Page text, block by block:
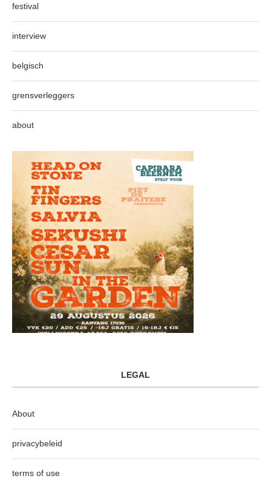
festival
interview
belgisch
grensverleggers
about
LEGAL
About
privacybeleid
terms of use